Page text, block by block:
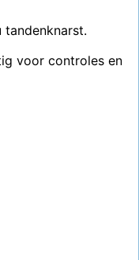
tandenknarst.
voor controles en